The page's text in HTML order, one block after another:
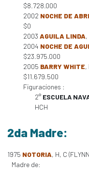
$8.728.000
2002 NOCHE DE
$0
2003 AGUILA LINDA
2004 NOCHE DE
$23.975.000
2005 BARRY WHITE,
$11.679.500
Figuraciones :
2° ESCUELA
HCH
2da Madre:
1975 NOTORIA, H, C
Madre de: